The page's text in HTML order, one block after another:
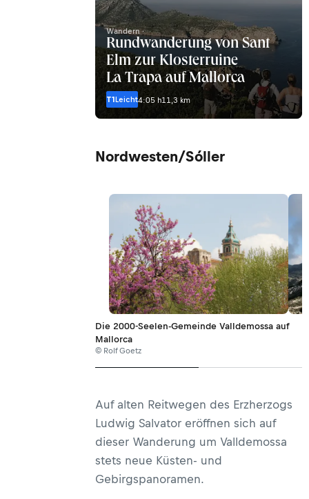
Wandern ·
Rundwanderung von Sant
Elm zur Klosterruine
La Trapa auf Mallorca
T1Leicht4:05 h11,3 km
Nordwesten/Sóller
Die 2000-Seelen-Gemeinde Valldemossa auf
Mallorca
© Rolf Goetz
Auf alten Reitwegen des Erzherzogs
Ludwig Salvator eröffnen sich auf
dieser Wanderung um Valldemossa
stets neue Küsten- und
Gebirgspanoramen.